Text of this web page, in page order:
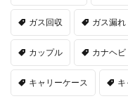
ガス回収 ガス漏れ
カップル カナヘビ
キャリーケース